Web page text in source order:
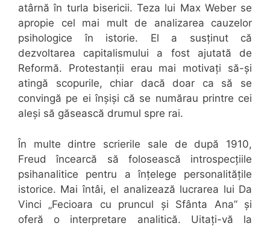
atârnă în turla bisericii. Teza lui Max Weber se
apropie cel mai mult de analizarea cauzelor
psihologice în istorie. El a susținut că
dezvoltarea capitalismului a fost ajutată de
Reformă. Protestanții erau mai motivați să-și
atingă scopurile, chiar dacă doar ca să se
convingă pe ei înșiși că se numărau printre cei
aleși să găsească drumul spre rai.
În multe dintre scrierile sale de după 1910,
Freud încearcă să folosească introspecțiile
psihanalitice pentru a înțelege personalitățile
istorice. Mai întâi, el analizează lucrarea lui Da
Vinci „Fecioara cu pruncul și Sfânta Ana” și
oferă o interpretare analitică. Uitați-vă la